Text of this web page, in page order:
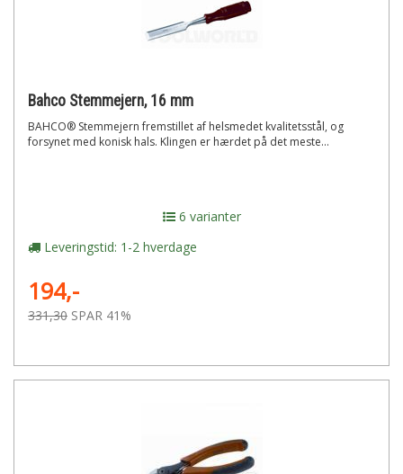
Bahco Stemmejern, 16 mm
BAHCO® Stemmejern fremstillet af helsmedet kvalitetsstål, og
forsynet med konisk hals. Klingen er hærdet på det meste...
6 varianter
Leveringstid: 1-2 hverdage
194,-
331,30 SPAR 41%